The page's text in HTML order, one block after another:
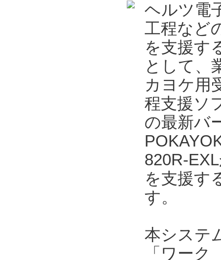
ヘルツ電
工程など
を支援す
として、
カヨケ用
程支援ソ
の最新バ
820R-
を支援す
す。
本システ
「ワー